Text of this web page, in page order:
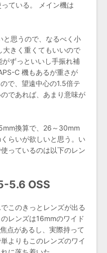
ている。 メイン機は
と思うので、なるべく小
大きく重くてもいいので
ずっといいし手振れ補
C 機もあるが重さが
で、望遠中心の1.5倍テ
であれば、あまり意味が
換算で、26～30mm
らいが欲しいと思う。い
っているのは以下のレン
5.6 OSS
このきっとレンズが出る
レンズは16mmのワイド
点があるし、実際持って
よりもこのレンズのワイ